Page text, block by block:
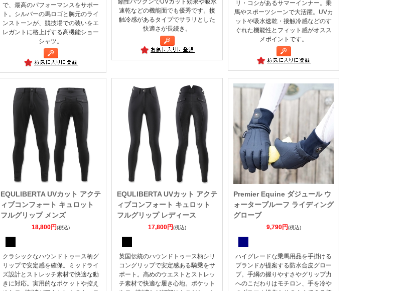
で、最高のパフォーマンスをサポー
ト。シルバーの馬ロゴと胸元のライ
ンストーンが、競技場での装いをエ
レガントに格上げする高機能ショー
シャツ。
速乾などの機能面でも優秀です。接
触冷感があるタイプでサラリとした
快適さが長続き。
リ・コシがあるサマーインナー。乗
馬やスポーツシーンで大活躍。UVカ
ットや吸水速乾・接触冷感などのす
ぐれた機能性とフィット感がオスス
メポイントです。
EQULIBERTA UVカット アクテ
ィブコンフォート キュロット
フルグリップ メンズ
18,800円(税込)
クラシックなハウンドトゥース柄グ
リップで安定感を確保。ミッドライ
ズ設計とストレッチ素材で快適な動
きに対応。実用的なポケットや控え
EQULIBERTA UVカット アクテ
ィブコンフォート キュロット
フルグリップ レディース
17,800円(税込)
英国伝統のハウンドトゥース柄シリ
コングリップで安定感ある騎乗をサ
ポート。高めのウエストとストレッ
チ素材で快適な履き心地。ポケット
Premier Equine ダジュール ウ
ォータープルーフ ライディング
グローブ
9,790円(税込)
ハイグレードな乗馬用品を手掛ける
ブランドが提案する防水合皮グロー
ブ。手綱の握りやすさやグリップ力
へのこだわりはモチロン、手を冷や